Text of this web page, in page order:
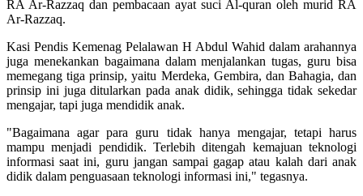
RA Ar-Razzaq dan pembacaan ayat suci Al-quran oleh murid RA
Ar-Razzaq.
Kasi Pendis Kemenag Pelalawan H Abdul Wahid dalam arahannya
juga menekankan bagaimana dalam menjalankan tugas, guru bisa
memegang tiga prinsip, yaitu Merdeka, Gembira, dan Bahagia, dan
prinsip ini juga ditularkan pada anak didik, sehingga tidak sekedar
mengajar, tapi juga mendidik anak.
"Bagaimana agar para guru tidak hanya mengajar, tetapi harus
mampu menjadi pendidik. Terlebih ditengah kemajuan teknologi
informasi saat ini, guru jangan sampai gagap atau kalah dari anak
didik dalam penguasaan teknologi informasi ini," tegasnya.